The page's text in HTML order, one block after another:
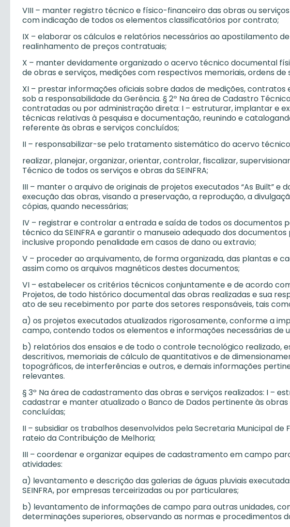
VIII – manter registro técnico e físico-financeiro das obras ou
com indicação de todos os elementos classificatórios por contrato;
IX – elaborar os cálculos e relatórios necessários ao apostilamento
realinhamento de preços contratuais;
X – manter devidamente organizado o acervo técnico documental
de obras e serviços, medições com respectivos memoriais, ordens de
XI – prestar informações oficiais sobre dados de medições, contratos
sob a responsabilidade da Gerência. § 2º Na área de Cadastro
contratadas ou por administração direta: I – estruturar, implantar e
técnicas relativas à pesquisa e documentação, reunindo e
referente às obras e serviços concluídos;
II – responsabilizar-se pelo tratamento sistemático do acervo
realizar, planejar, organizar, orientar, controlar, fiscalizar,
Técnico de todos os serviços e obras da SEINFRA;
III – manter o arquivo de originais de projetos executados “As Built” e
execução das obras, visando a preservação, a reprodução, a
cópias, quando necessárias;
IV – registrar e controlar a entrada e saída de todos os documentos
técnico da SEINFRA e garantir o manuseio adequado dos
inclusive propondo penalidade em casos de dano ou extravio;
V – proceder ao arquivamento, de forma organizada, das plantas e
assim como os arquivos magnéticos destes documentos;
VI – estabelecer os critérios técnicos conjuntamente e de acordo
Projetos, de todo histórico documental das obras realizadas e sua
ato de seu recebimento por parte dos setores responsáveis, tais
a) os projetos executados atualizados rigorosamente, conforme a
campo, contendo todos os elementos e informações necessárias de
b) relatórios dos ensaios e de todo o controle tecnológico realizado,
descritivos, memoriais de cálculo de quantitativos e de
topográficos, de interferências e outros, e demais informações
relevantes.
§ 3º Na área de cadastramento das obras e serviços realizados: I –
cadastrar e manter atualizado o Banco de Dados pertinente às
concluídas;
II – subsidiar os trabalhos desenvolvidos pela Secretaria Municipal de
rateio da Contribuição de Melhoria;
III – coordenar e organizar equipes de cadastramento em campo
atividades:
a) levantamento e descrição das galerias de águas pluviais
SEINFRA, por empresas terceirizadas ou por particulares;
b) levantamento de informações de campo para outras unidades,
determinações superiores, observando as normas e procedimentos da